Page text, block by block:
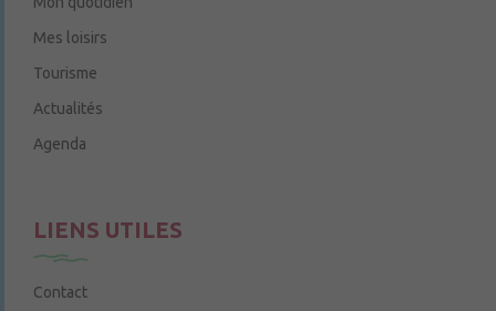
Mes loisirs
Tourisme
Actualités
Agenda
LIENS UTILES
Contact